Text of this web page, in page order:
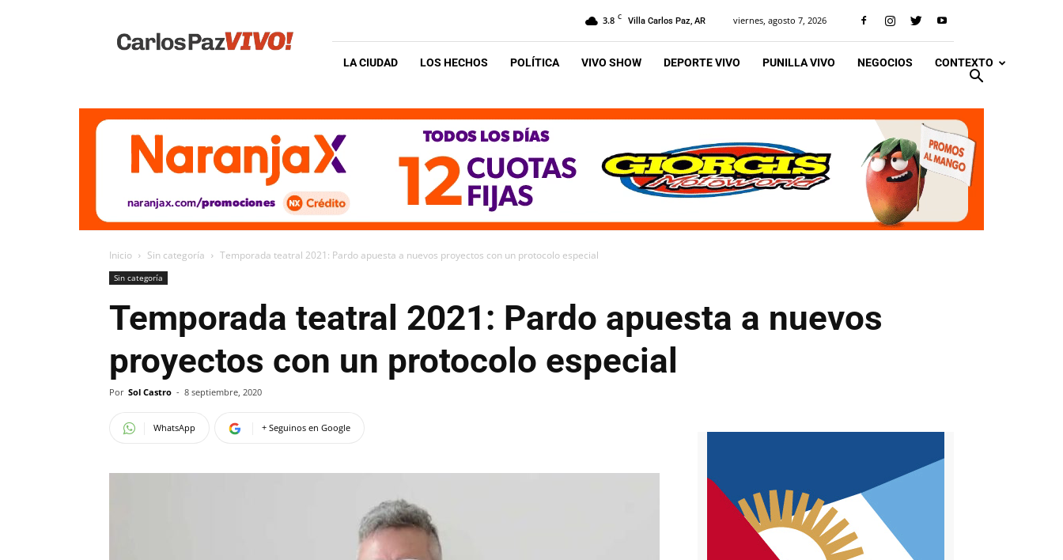
Vivo
3.8 C Villa Carlos Paz, AR viernes, agosto 7, 2026
LA CIUDAD LOS HECHOS POLÍTICA VIVO SHOW DEPORTE VIVO PUNILLA VIVO NEGOCIOS CONTEXTO
Inicio Sin categoría Temporada teatral 2021: Pardo apuesta a nuevos proyectos con un protocolo especial
Sin categoría
Temporada teatral 2021: Pardo apuesta a nuevos
proyectos con un protocolo especial
Por Sol Castro - 8 septiembre, 2020
WhatsApp + Seguinos en Google